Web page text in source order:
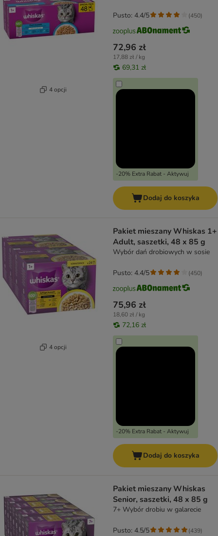
4 opcji
72,96 zł
17,88 zł / kg
69,31 zł
-20% Extra Rabat - Aktywuj
Pusto: 4.4/5 (450)
Dodaj do koszyka
4 opcji
Pakiet mieszany Whiskas 1+
Adult, saszetki, 48 x 85 g
Wybór dań drobiowych w sosie
75,96 zł
18,60 zł / kg
72,16 zł
-20% Extra Rabat - Aktywuj
Pusto: 4.4/5 (450)
Dodaj do koszyka
Pakiet mieszany Whiskas
Senior, saszetki, 48 x 85 g
7+ Wybór drobiu w galarecie
Pusto: 4.5/5 (439)